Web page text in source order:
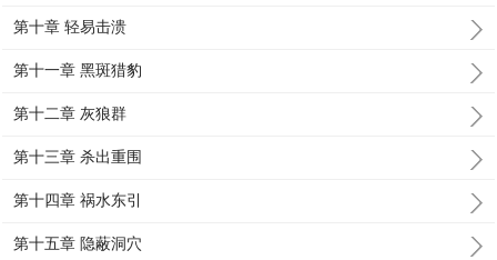
第十章 轻易击溃
第十一章 黑斑猎豹
第十二章 灰狼群
第十三章 杀出重围
第十四章 祸水东引
第十五章 隐蔽洞穴